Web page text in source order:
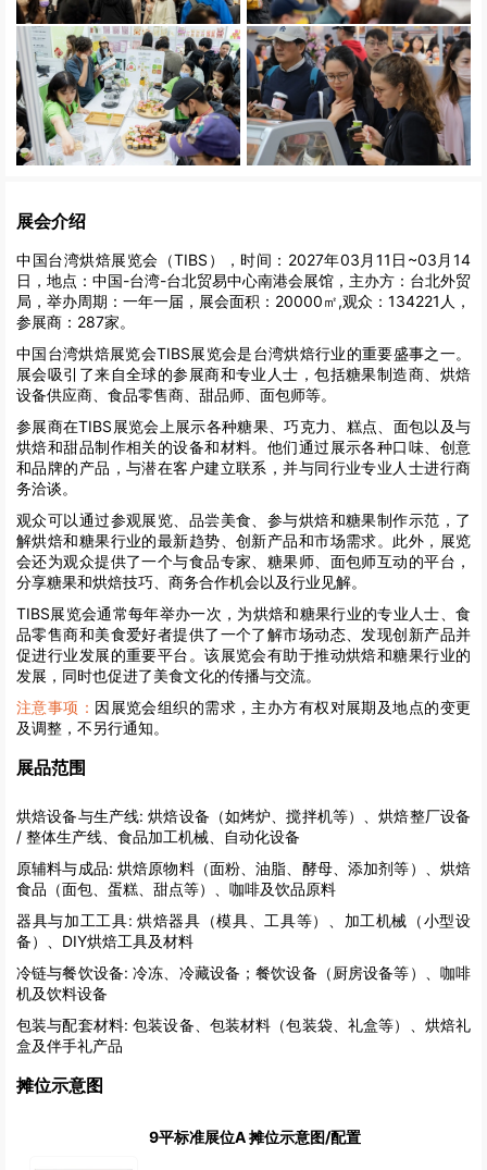
展会介绍
中国台湾烘焙展览会（TIBS），时间：2027年03月11日~03月14
日，地点：中国-台湾-台北贸易中心南港会展馆，主办方：台北外贸
局，举办周期：一年一届，展会面积：20000㎡,观众：134221人，
参展商：287家。
中国台湾烘焙展览会TIBS展览会是台湾烘焙行业的重要盛事之一。
展会吸引了来自全球的参展商和专业人士，包括糖果制造商、烘焙
设备供应商、食品零售商、甜品师、面包师等。
参展商在TIBS展览会上展示各种糖果、巧克力、糕点、面包以及与
烘焙和甜品制作相关的设备和材料。他们通过展示各种口味、创意
和品牌的产品，与潜在客户建立联系，并与同行业专业人士进行商
务洽谈。
观众可以通过参观展览、品尝美食、参与烘焙和糖果制作示范，了
解烘焙和糖果行业的最新趋势、创新产品和市场需求。此外，展览
会还为观众提供了一个与食品专家、糖果师、面包师互动的平台，
分享糖果和烘焙技巧、商务合作机会以及行业见解。
TIBS展览会通常每年举办一次，为烘焙和糖果行业的专业人士、食
品零售商和美食爱好者提供了一个了解市场动态、发现创新产品并
促进行业发展的重要平台。该展览会有助于推动烘焙和糖果行业的
发展，同时也促进了美食文化的传播与交流。
注意事项： 因展览会组织的需求，主办方有权对展期及地点的变更
及调整，不另行通知。
展品范围
烘焙设备与生产线: 烘焙设备（如烤炉、搅拌机等）、烘焙整厂设备
/ 整体生产线、食品加工机械、自动化设备
原辅料与成品: 烘焙原物料（面粉、油脂、酵母、添加剂等）、烘焙
食品（面包、蛋糕、甜点等）、咖啡及饮品原料
器具与加工工具: 烘焙器具（模具、工具等）、加工机械（小型设
备）、DIY烘焙工具及材料
冷链与餐饮设备: 冷冻、冷藏设备；餐饮设备（厨房设备等）、咖啡
机及饮料设备
包装与配套材料: 包装设备、包装材料（包装袋、礼盒等）、烘焙礼
盒及伴手礼产品
摊位示意图
9平标准展位A 摊位示意图/配置